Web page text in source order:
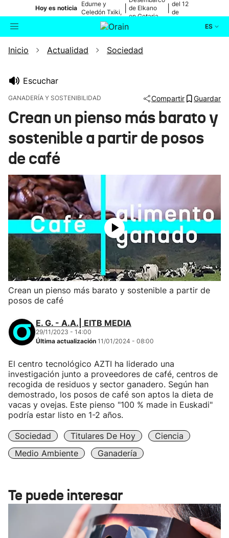
Hoy es noticia
Edurne y
Celedón Txiki,
en directo
de Elkano
en Getaria
del 12
de
ES
Buscador Actualidad
Ikusmiran
Inicio Actualidad Sociedad
Escuchar
GANADERÍA Y SOSTENIBILIDAD Compartir Guardar
Crean un pienso más barato y
sostenible a partir de posos
de café
Crean un pienso más barato y sostenible a partir de
posos de café
E. G. - A.A.| EITB MEDIA
29/11/2023 - 14:00
Última actualización 11/01/2024 - 08:00
El centro tecnológico AZTI ha liderado una
investigación junto a proveedores de café, centros de
recogida de residuos y sector ganadero. Según han
demostrado, los posos de café son aptos la dieta de
vacas y ovejas. Este pienso "100 % made in Euskadi"
podría estar listo en 1-2 años.
Sociedad Titulares De Hoy
Ciencia
Medio Ambiente
Ganadería
Te puede interesar